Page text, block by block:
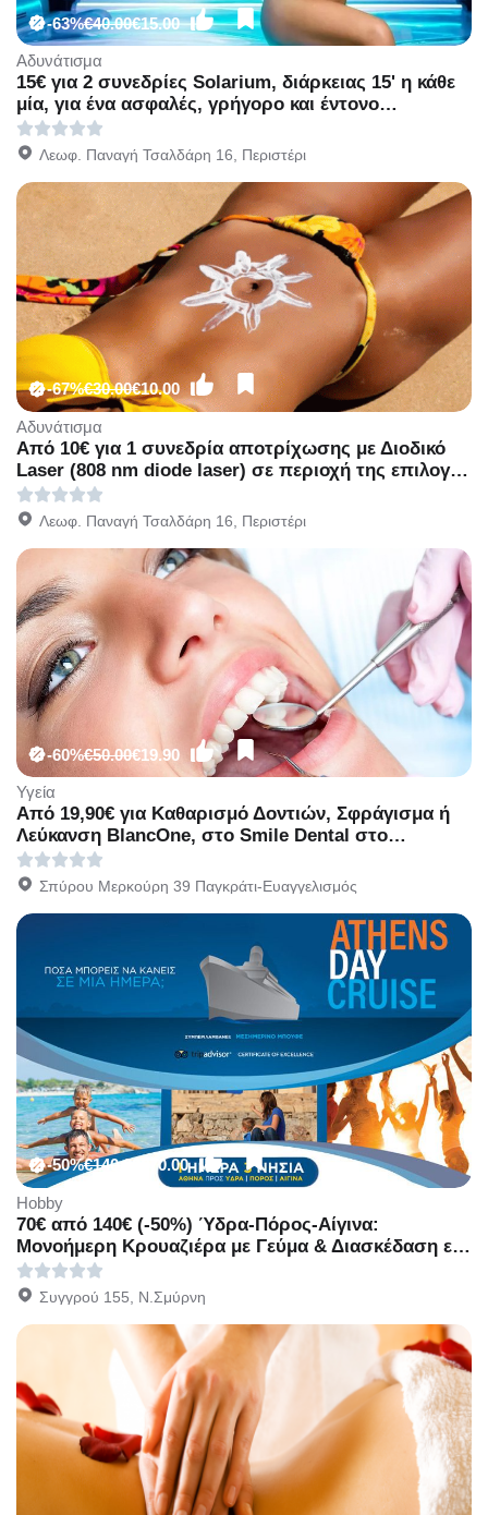
-63%€40.00€15.00
Αδυνάτισμα
15€ για 2 συνεδρίες Solarium, διάρκειας 15' η κάθε
μία, για ένα ασφαλές, γρήγορο και έντονο
αποτέλεσμα, από το κέντρο κοσμητικής ιατρικής
Mediaspis στο Περιστέρι, διπλα στο Μετρό
Λεωφ. Παναγή Τσαλδάρη 16, Περιστέρι
-67%€30.00€10.00
Αδυνάτισμα
Από 10€ για 1 συνεδρία αποτρίχωσης με Διοδικό
Laser (808 nm diode laser) σε περιοχή της επιλογής
σας, για Γυναίκες & Άνδρες, από το Mediaspis στο
Περιστέρι διπλα στ Μετρό Περιστέρι!
Λεωφ. Παναγή Τσαλδάρη 16, Περιστέρι
-60%€50.00€19.90
Υγεία
Από 19,90€ για Kαθαρισμό Δοντιών, Σφράγισμα ή
Λεύκανση BlancOne, στο Smile Dental στο
Παγκράτι πλησίον Σταθμού Μετρό Ευαγγελισμού.
Σπύρου Μερκούρη 39 Παγκράτι-Ευαγγελισμός
-50%€140.00 €70.00
Hobby
70€ από 140€ (-50%) Ύδρα-Πόρος-Αίγινα:
Μονοήμερη Κρουαζιέρα με Γεύμα & Διασκέδαση εν
Πλω με το Κρουαζιερόπλοιο Cosmos της ATHENS
DAY CRUISE.
Συγγρού 155, Ν.Σμύρνη